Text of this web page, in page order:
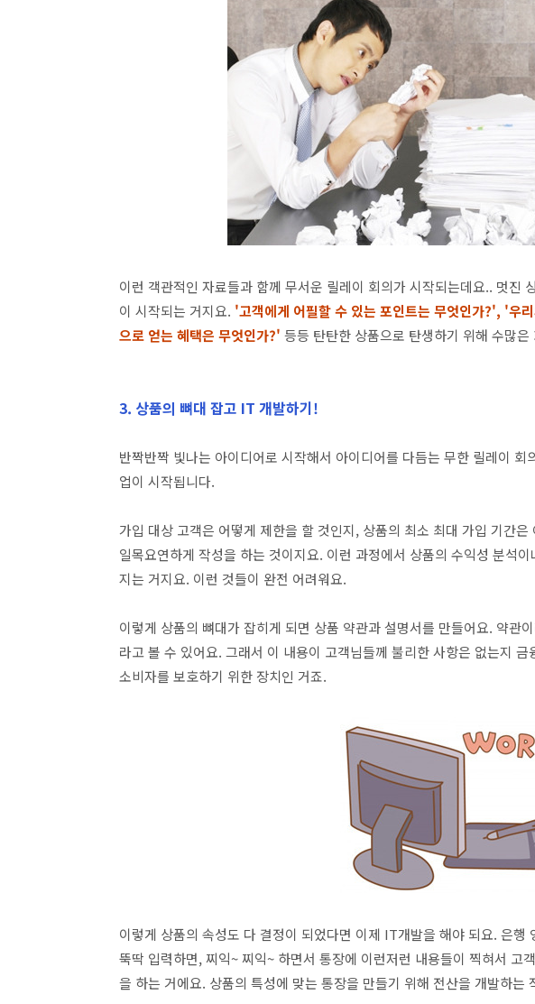
이런 객관적인 자료들과 함께 무서운 릴레이 회의가 시작되는데요.. 멋진
이 시작되는 거지요. '고객에게 어필할 수 있는 포인트는 무엇인가?', '우
으로 얻는 혜택은 무엇인가?' 등등 탄탄한 상품으로 탄생하기 위해 수많
3. 상품의 뼈대 잡고 IT 개발하기!
반짝반짝 빛나는 아이디어로 시작해서 아이디어를 다듬는 무한 릴레이
업이 시작됩니다.
가입 대상 고객은 어떻게 제한을 할 것인지, 상품의 최소 최대 가입 기간
일목요연하게 작성을 하는 것이지요. 이런 과정에서 상품의 수익성 분석
지는 거지요. 이런 것들이 완전 어려워요.
이렇게 상품의 뼈대가 잡히게 되면 상품 약관과 설명서를 만들어요. 약관
라고 볼 수 있어요. 그래서 이 내용이 고객님들께 불리한 사항은 없는지
소비자를 보호하기 위한 장치인 거죠.
이렇게 상품의 속성도 다 결정이 되었다면 이제 IT개발을 해야 되요. 은행
뚝딱 입력하면, 찌익~ 찌익~ 하면서 통장에 이런저런 내용들이 찍혀서 고
을 하는 거에요. 상품의 특성에 맞는 통장을 만들기 위해 전산을 개발하는